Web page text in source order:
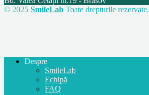
© 2025 SmileLab Toate drepturile rezervate.
Despre
SmileLab
Echipă
FAQ